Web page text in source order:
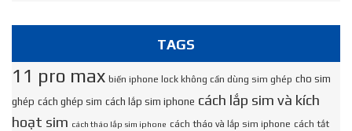
TAGS
11 pro max biến iphone lock không cần dùng sim ghép cho sim
ghép cách ghép sim cách lắp sim iphone cách lắp sim và kích
hoạt sim cách tháo lắp sim iphone cách tháo và lắp sim iphone cách tắt